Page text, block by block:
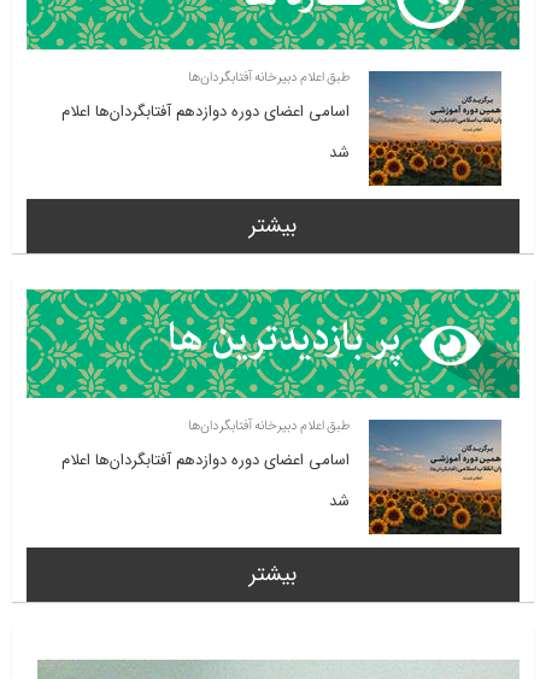
طبق اعلام دبیرخانه آفتابگردان‌ها
اسامی اعضای دوره دوازدهم آفتابگردان‌ها اعلام
شد
بیشتر
طبق اعلام دبیرخانه آفتابگردان‌ها
اسامی اعضای دوره دوازدهم آفتابگردان‌ها اعلام
شد
بیشتر